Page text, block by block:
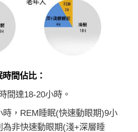
間佔比：
間達18-20小時。
時，REM睡眠(快速動眼期)9小
為非快速動眼期(淺+深層睡